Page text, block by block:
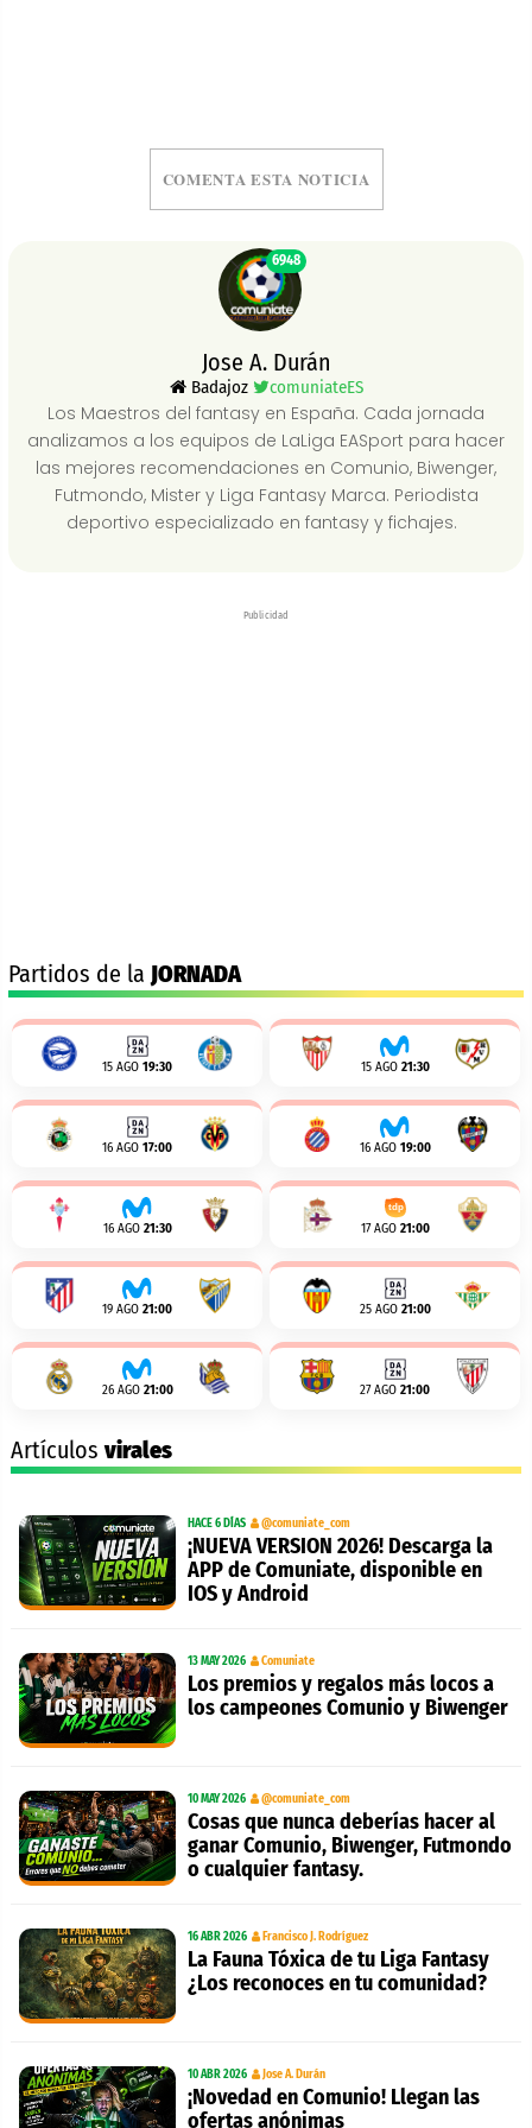
COMENTA ESTA NOTICIA
6948
Jose A. Durán
Badajoz comuniateES
Los Maestros del fantasy en España. Cada jornada
analizamos a los equipos de LaLiga EASport para hacer
las mejores recomendaciones en Comunio, Biwenger,
Futmondo, Mister y Liga Fantasy Marca. Periodista
deportivo especializado en fantasy y fichajes.
Publicidad
Partidos de la JORNADA
15 AGO 19:30 15 AGO 21:30
16 AGO 17:00 16 AGO 19:00
16 AGO 21:30 17 AGO 21:00
19 AGO 21:00 25 AGO 21:00
26 AGO 21:00 27 AGO 21:00
Artículosvirales
HACE 6 DÍAS @comuniate_com
¡NUEVA VERSION 2026! Descarga la
APP de Comuniate, disponible en
IOS y Android
13 MAY 2026 Comuniate
Los premios y regalos más locos a
los campeones Comunio y Biwenger
10 MAY 2026 @comuniate_com
Cosas que nunca deberías hacer al
ganar Comunio, Biwenger, Futmondo
o cualquier fantasy.
16 ABR 2026 Francisco J. Rodríguez
La Fauna Tóxica de tu Liga Fantasy
¿Los reconoces en tu comunidad?
10 ABR 2026 Jose A. Durán
¡Novedad en Comunio! Llegan las
ofertas anónimas